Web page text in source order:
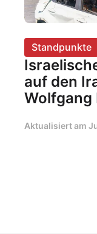
Standpunkte
auf den
Wolfgang
Aktualisiert am